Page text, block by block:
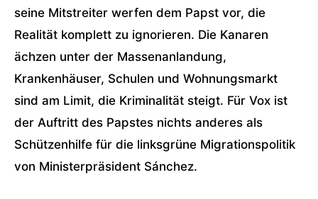
seine Mitstreiter werfen dem Papst vor, die
Realität komplett zu ignorieren. Die Kanaren
ächzen unter der Massenanlandung,
Krankenhäuser, Schulen und Wohnungsmarkt
sind am Limit, die Kriminalität steigt. Für Vox ist
der Auftritt des Papstes nichts anderes als
Schützenhilfe für die linksgrüne Migrationspolitik
von Ministerpräsident Sánchez.